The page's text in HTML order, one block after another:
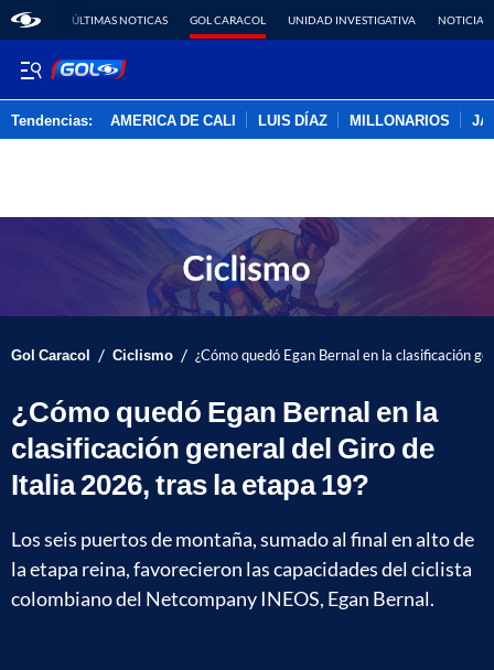
ÚLTIMAS NOTICAS GOL CARACOL UNIDAD INVESTIGATIVA NOTICIAS
Tendencias: AMERICA DE CALI LUIS DÍAZ MILLONARIOS
Gol Caracol / Ciclismo / ¿Cómo quedó Egan Bernal en la clasificación
¿Cómo quedó Egan Bernal en la
clasificación general del Giro de
Italia 2026, tras la etapa 19?
Los seis puertos de montaña, sumado al final en alto de
la etapa reina, favorecieron las capacidades del ciclista
colombiano del Netcompany INEOS, Egan Bernal.